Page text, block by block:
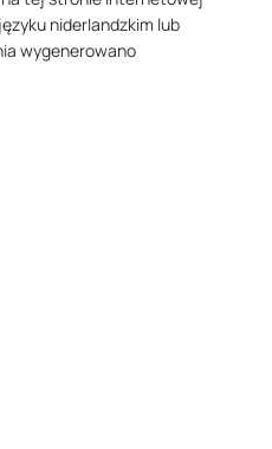
niderlandzkim lub
wygenerowano